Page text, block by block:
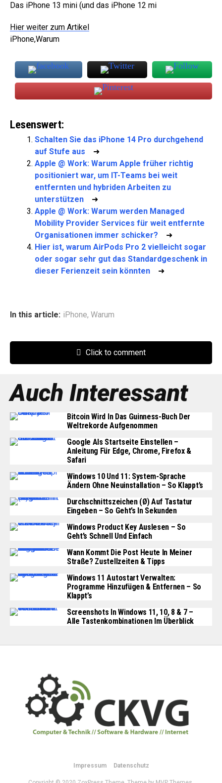
Das iPhone 13 mini (und das iPhone 12 mi
Hier weiter zum Artikel
iPhone,Warum
Lesenswert:
Schalten Sie das iPhone 14 Pro durchgehend
auf Stufe aus ➜
Apple @ Work: Warum Apple früher richtig
positioniert war, um IT-Teams bei weit
entfernten und hybriden Arbeiten zu
unterstützen ➜
Apple @ Work: Warum werden Managed
Mobility Provider Services für weit entfernte
Organisationen immer schicker? ➜
Hier ist, warum AirPods Pro 2 vielleicht sogar
oder sogar sehr gut das Standardgeschenk in
dieser Ferienzeit sein könnten ➜
In this article: iPhone, Warum
Click to comment
Auch Interessant
Bitcoin Wird In Das Guinness-Buch Der
Weltrekorde Aufgenommen
Google Als Startseite Einstellen –
Anleitung Für Edge, Chrome, Firefox &
Safari
Windows 10 Und 11: System-Sprache
Ändern Ohne Neuinstallation – So Klappt’s
Durchschnittszeichen (Ø) Auf Tastatur
Eingeben – So Geht’s In Sekunden
Windows Product Key Auslesen – So
Geht’s Schnell Und Einfach
Wann Kommt Die Post Heute In Meiner
Straße? Zustellzeiten & Tipps
Windows 11 Autostart Verwalten:
Programme Hinzufügen & Entfernen – So
Klappt’s
Screenshots In Windows 11, 10, 8 & 7 –
Alle Tastenkombinationen Im Überblick
Impressum Datenschutz